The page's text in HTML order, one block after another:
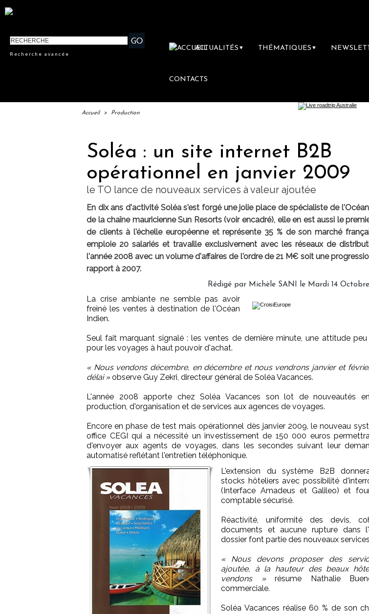
Recherche avancée
ACTUALITÉS ▼ THÉMATIQUES ▼
CONTACTS
Accueil > Production
Soléa : un site internet B2B
opérationnel en janvier 2009
le TO lance de nouveaux services à valeur ajoutée
En dix ans d'activité Soléa s'est forgé une jolie place de spécialiste de
de la chaîne mauricienne Sun Resorts (voir encadré), elle en est aussi le
de clients à l'échelle européenne et représente 35 % de son marché
emploie 20 salariés et travaille exclusivement avec les réseaux de
l'année 2008 avec un volume d'affaires de l'ordre de 21 M€ soit une
rapport à 2007.
Rédigé par Michèle SANI le Mardi 14
La crise ambiante ne semble pas avoir
freiné les ventes à destination de l'Océan
Indien.
Seul fait marquant signalé : les ventes de dernière minute, une attitude
pour les voyages à haut pouvoir d'achat.
« Nous vendons décembre, en décembre et nous vendrons janvier et
délai »observe Guy Zekri, directeur général de Soléa Vacances.
L'année 2008 apporte chez Soléa Vacances son lot de nouveautés
production, d'organisation et de services aux agences de voyages.
Encore en phase de test mais opérationnel dès janvier 2009, le nouveau
office CEGI qui a nécessité un investissement de 150 000 euros
d'envoyer aux agents de voyages, dans les secondes suivant leur
automatisé reflétant l'entretien téléphonique.
L'extension du système B2B
stocks hôteliers avec possibilité
(Interface Amadeus et Galileo) et
comptable sécurisé.
Réactivité, uniformité des devis,
documents et aucune rupture dans
dossier font partie des nouveaux
« Nous devons proposer des
ajoutée, à la hauteur des beaux
vendons »résume Nathalie
commerciale.
Soléa Vacances réalise 60 % de son